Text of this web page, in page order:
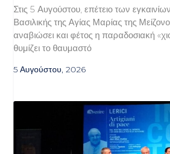
Στις 5 Αυγούστου, επέτειο των
Βασιλικής της Αγίας Μαρίας της
αναβιώσει και φέτος η παραδοσιακή
θυμίζει το θαυμαστό
5 Αυγούστου, 2026